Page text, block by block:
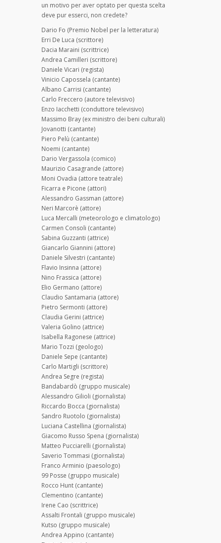
un motivo per aver optato per questa scelta
deve pur esserci, non credete?
Dario Fo (Premio Nobel per la letteratura)
Erri De Luca (scrittore)
Dacia Maraini (scrittrice)
Andrea Camilleri (scrittore)
Daniele Vicari (regista)
Vinicio Capossela (cantante)
Albano Carrisi (cantante)
Carlo Freccero (autore televisivo)
Enzo Iacchetti (conduttore televisivo)
Massimo Bray (ex ministro dei beni culturali)
Jovanotti (cantante)
Piero Pelù (cantante)
Noemi (cantante)
Dario Vergassola (comico)
Maurizio Casagrande (attore)
Moni Ovadia (attore teatrale)
Ficarra e Picone (attori)
Alessandro Gassman (attore)
Neri Marcorè (attore)
Luca Mercalli (meteorologo e climatologo)
Carmen Consoli (cantante)
Sabina Guzzanti (attrice)
Giancarlo Giannini (attore)
Daniele Silvestri (cantante)
Flavio Insinna (attore)
Nino Frassica (attore)
Elio Germano (attore)
Claudio Santamaria (attore)
Pietro Sermonti (attore)
Claudia Gerini (attrice)
Valeria Golino (attrice)
Isabella Ragonese (attrice)
Mario Tozzi (geologo)
Daniele Sepe (cantante)
Carlo Martigli (scrittore)
Andrea Segre (regista)
Bandabardò (gruppo musicale)
Alessandro Gilioli (giornalista)
Riccardo Bocca (giornalista)
Sandro Ruotolo (giornalista)
Luciana Castellina (giornalista)
Giacomo Russo Spena (giornalista)
Matteo Pucciarelli (giornalista)
Saverio Tommasi (giornalista)
Franco Arminio (paesologo)
99 Posse (gruppo musicale)
Rocco Hunt (cantante)
Clementino (cantante)
Irene Cao (scrittrice)
Assalti Frontali (gruppo musicale)
Kutso (gruppo musicale)
Andrea Appino (cantante)